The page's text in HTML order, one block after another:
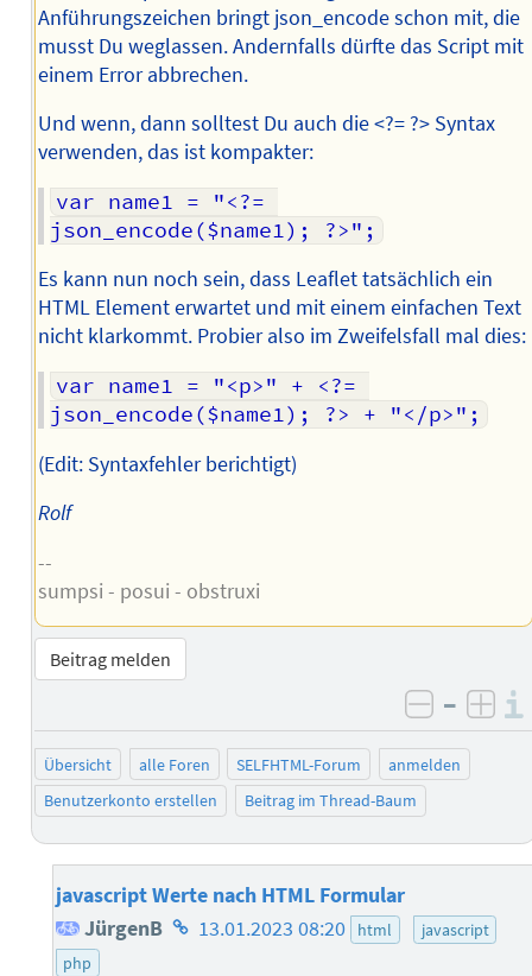
Anführungszeichen bringt json_encode schon mit, die
musst Du weglassen. Andernfalls dürfte das Script mit
einem Error abbrechen.
Und wenn, dann solltest Du auch die <?= ?> Syntax
verwenden, das ist kompakter:
var name1 = "<?=
json_encode($name1); ?>";
Es kann nun noch sein, dass Leaflet tatsächlich ein
HTML Element erwartet und mit einem einfachen Text
nicht klarkommt. Probier also im Zweifelsfall mal dies:
var name1 = "<p>" + <?=
json_encode($name1); ?> + "</p>";
(Edit: Syntaxfehler berichtigt)
Rolf
--
sumpsi - posui - obstruxi
Beitrag melden
negativ
–
Übersicht alle Foren SELFHTML-Forum
anmelden
Benutzerkonto erstellen
Beitrag im Thread-Baum
javascript Werte nach HTML Formular
JürgenB Homepage
13.01.2023 08:20 html
javascript
php